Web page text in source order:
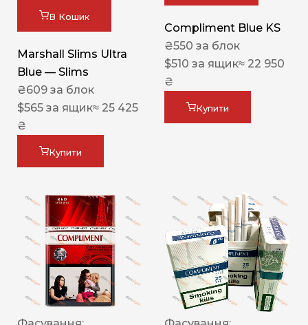
В Кошик
Marshall Slims Ultra
Blue — Slims
₴609 за блок
$565 за ящик≈ 25 425
₴
Купити
Compliment Blue KS
₴550 за блок
$510 за ящик≈ 22 950
₴
Купити